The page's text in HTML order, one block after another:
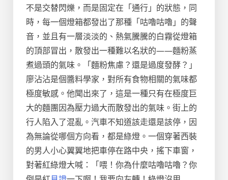
不是交替閃爍，而是固定在「通行」的狀態，同
時，每一個燈箱都發出了那種「咕嚕咕嚕」的聲
音，並且有一層淡淡的、熱氣騰騰的白霧從燈箱
的頂部冒出，散發出一種難以名狀的——麵粉蒸
煮過頭的氣味。「麵粉焦慮？還是過度發酵？」
廖沾沾是個醬料學家，對所有食物相關的氣味都
極度敏感。他聞出來了，這是一種只有在極度巨
大的麵團因為壓力過大而散發出的氣味。街上的
行人陷入了混亂。汽車不知道該走還是該停，因
為無論從哪個方向看，都是綠燈。一個穿著西裝
的男人小心翼翼地把車停在路中央，搖下車窗，
對著紅綠燈大喊：「喂！你為什麼咕嚕咕嚕？你